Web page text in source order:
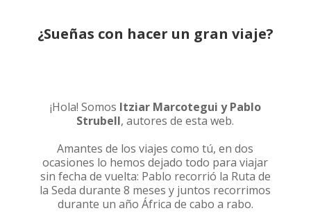
¿Sueñas con hacer un gran viaje?
¡Hola! Somos Itziar Marcotegui y Pablo
Strubell, autores de esta web.
Amantes de los viajes como tú, en dos
ocasiones lo hemos dejado todo para viajar
sin fecha de vuelta: Pablo recorrió la Ruta de
la Seda durante 8 meses y juntos recorrimos
durante un año África de cabo a rabo.